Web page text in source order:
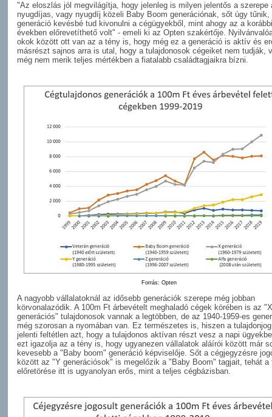
"Az eloszlás jól megvilágítja, hogy jelenleg is milyen jelentős a szerepe
nyugdíjas, vagy nyugdíj közeli Baby Boom generációnak, sőt úgy tűnik,
generáció kevésbé tud kivonulni a cégügyekből, mint ahogy az a korábbi
években előrevetíthető volt" - emeli ki az Opten szakértője.
okok között ott van az a tény is, hogy még ez a generáció is aktív és
másrészt sajnos arra is utal, hogy a tulajdonosok cégeiket nem tudják,
még nem merik teljes mértékben a fiatalabb családtagjaikra bízni.
Forrás: Opten
A nagyobb vállalatoknál az idősebb generációk szerepe még jobban
körvonalazódik. A 100m Ft árbevételt meghaladó cégek körében is az "X
generációs" tulajdonosok vannak a legtöbben, de az 1940-1959-es
még szorosan a nyomában van. Ez természetes is, hiszen a
jelenti feltétlen azt, hogy a tulajdonos aktívan részt vesz a napi
ezt igazolja az a tény is, hogy ugyanezen vállalatok aláírói között már
kevesebb a "Baby boom" generáció képviselője. Sőt a cégjegyzésre
között az "Y generációsok" is megelőzik a "Baby Boom" tagjait, tehát a
előretörése itt is ugyanolyan erős, mint a teljes cégbázisban.